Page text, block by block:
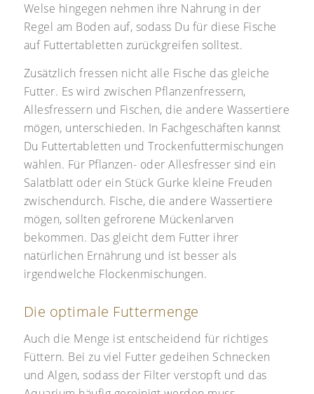
Welse hingegen nehmen ihre Nahrung in der
Regel am Boden auf, sodass Du für diese Fische
auf Futtertabletten zurückgreifen solltest.
Zusätzlich fressen nicht alle Fische das gleiche
Futter. Es wird zwischen Pflanzenfressern,
Allesfressern und Fischen, die andere Wassertiere
mögen, unterschieden. In Fachgeschäften kannst
Du Futtertabletten und Trockenfuttermischungen
wählen. Für Pflanzen- oder Allesfresser sind ein
Salatblatt oder ein Stück Gurke kleine Freuden
zwischendurch. Fische, die andere Wassertiere
mögen, sollten gefrorene Mückenlarven
bekommen. Das gleicht dem Futter ihrer
natürlichen Ernährung und ist besser als
irgendwelche Flockenmischungen.
Die optimale Futtermenge
Auch die Menge ist entscheidend für richtiges
Füttern. Bei zu viel Futter gedeihen Schnecken
und Algen, sodass der Filter verstopft und das